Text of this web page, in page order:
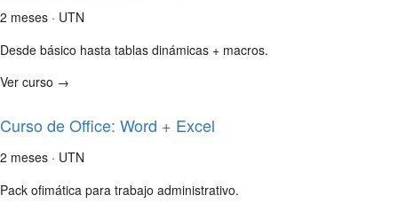
2 meses · UTN
Desde básico hasta tablas dinámicas + macros.
Ver curso →
Curso de Office: Word + Excel
2 meses · UTN
Pack ofimática para trabajo administrativo.